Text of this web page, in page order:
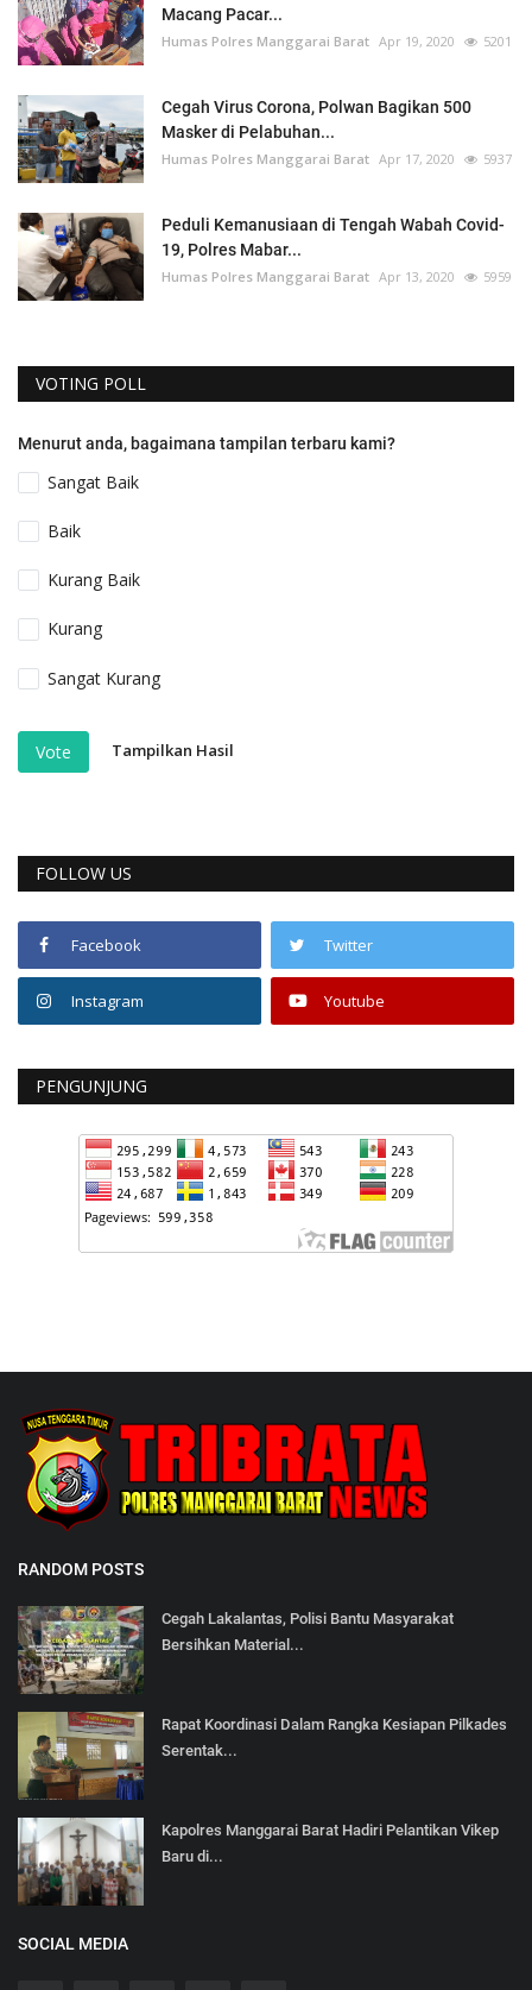
Macang Pacar...
Humas Polres Manggarai Barat Apr 19, 2020 5201
Cegah Virus Corona, Polwan Bagikan 500
Masker di Pelabuhan...
Humas Polres Manggarai Barat Apr 17, 2020 5937
Peduli Kemanusiaan di Tengah Wabah Covid-
19, Polres Mabar...
Humas Polres Manggarai Barat Apr 13, 2020 5959
VOTING POLL
Menurut anda, bagaimana tampilan terbaru kami?
Sangat Baik
Baik
Kurang Baik
Kurang
Sangat Kurang
Vote Tampilkan Hasil
FOLLOW US
Facebook Twitter
Instagram Youtube
PENGUNJUNG
RANDOM POSTS
Cegah Lakalantas, Polisi Bantu Masyarakat
Bersihkan Material...
Rapat Koordinasi Dalam Rangka Kesiapan Pilkades
Serentak...
Kapolres Manggarai Barat Hadiri Pelantikan Vikep
Baru di...
SOCIAL MEDIA